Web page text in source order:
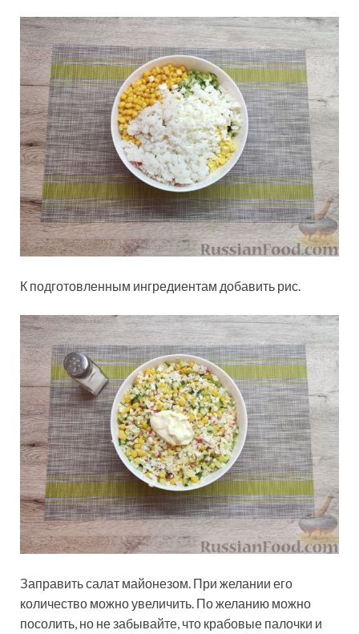
К подготовленным ингредиентам добавить рис.
Заправить салат майонезом. При желании его
количество можно увеличить. По желанию можно
посолить, но не забывайте, что крабовые палочки и